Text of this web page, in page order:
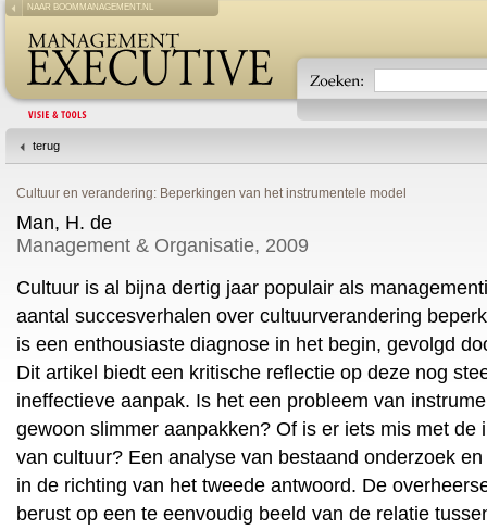
NAAR BOOMMANAGEMENT.NL
terug
Cultuur en verandering: Beperkingen van het instrumentele model
Man, H. de
Management & Organisatie, 2009
Cultuur is al bijna dertig jaar populair als
aantal succesverhalen over cultuurverandering
is een enthousiaste diagnose in het begin, gevolgd
Dit artikel biedt een kritische reflectie op deze nog
ineffectieve aanpak. Is het een probleem van
gewoon slimmer aanpakken? Of is er iets mis met de
van cultuur? Een analyse van bestaand onderzoek
in de richting van het tweede antwoord. De
berust op een te eenvoudig beeld van de relatie